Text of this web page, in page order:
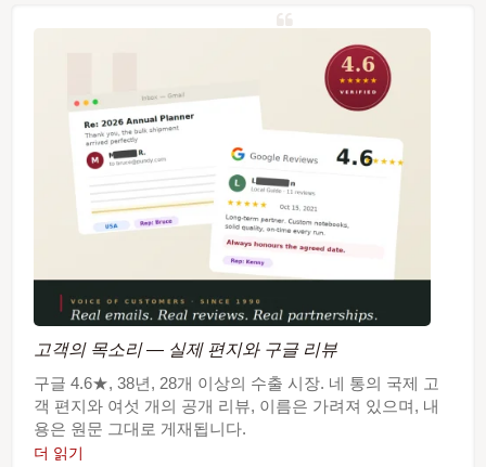
고객의 목소리 — 실제 편지와 구글 리뷰
구글 4.6★, 38년, 28개 이상의 수출 시장. 네 통의 국제 고
객 편지와 여섯 개의 공개 리뷰, 이름은 가려져 있으며, 내
용은 원문 그대로 게재됩니다.
더 읽기